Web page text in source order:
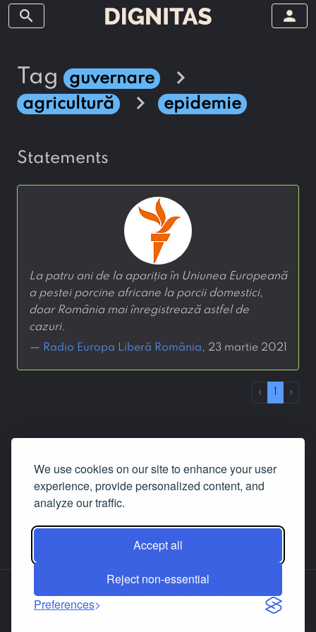
We use cookies on our site to enhance your user
experience, provide personalized content, and
analyze our traffic.
Accept all
Reject non-essential
Preferences
search person
tag guvernare chevron_right
agricultură chevron_right epidemie
statements
La patru ani de la apariția în Uniunea Europeană
a pestei porcine africane la porcii domestici,
doar România mai înregistrează astfel de
cazuri.
— Radio Europa Liberă România, 23 martie 2021
‹ 1 ›
(statements, answers etc.) are still in the
language in which they were written.
About us Contact us Facebook LinkedIn